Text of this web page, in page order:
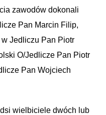
zawodów dokonali
Pan Marcin Filip,
Jedliczu Pan Piotr
O/Jedlicze Pan Piotr
Pan Wojciech
wielbiciele dwóch lub